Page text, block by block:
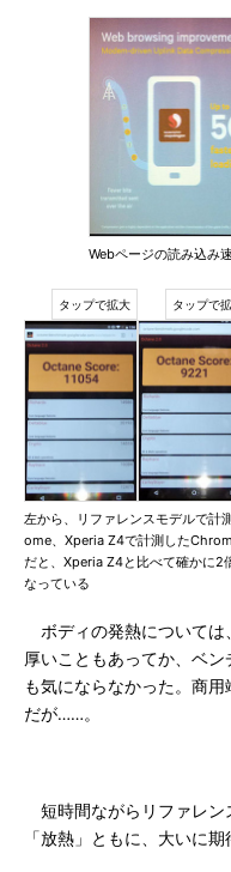
Webページの読み込み
左から、リファレンスモデルで計
ome、Xperia Z4で計測した
だと、Xperia Z4と比べて確かに2
なっている
ボディの発熱については
厚いこともあってか、ベ
も気にならなかった。商
だが……。
短時間ながらリファレン
「放熱」ともに、大いに期